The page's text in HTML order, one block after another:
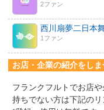
2ファン
西川扇夢二日本
1ファン
お店・企業の紹介をしま
フランクフルトでお店
持ちでない方は下記のリ